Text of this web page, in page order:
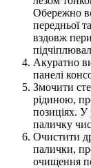
Обережно
передньої
вздовж
Акуратно
панелі
Змочити
рідиною,
позиціях. У
паличку
Очистити
палички,
очищення